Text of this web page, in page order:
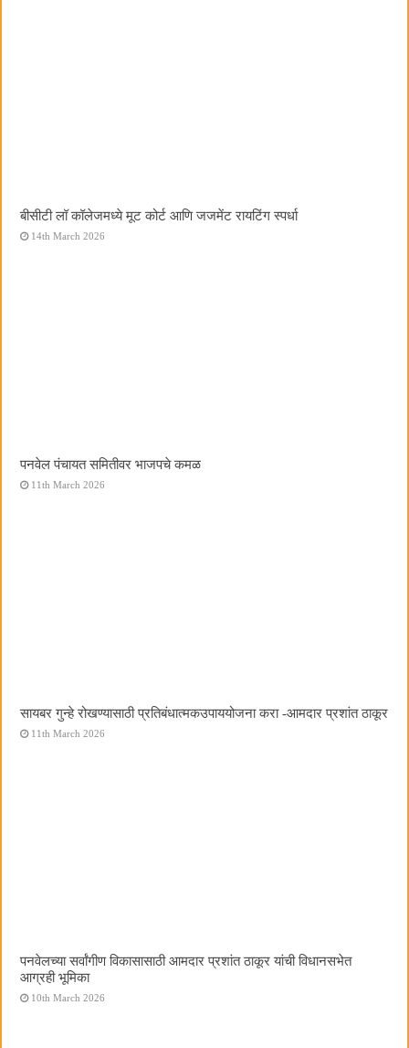
बीसीटी लॉ कॉलेजमध्ये मूट कोर्ट आणि जजमेंट रायटिंग स्पर्धा
14th March 2026
पनवेल पंचायत समितीवर भाजपचे कमळ
11th March 2026
सायबर गुन्हे रोखण्यासाठी प्रतिबंधात्मकउपाययोजना करा -आमदार प्रशांत ठाकूर
11th March 2026
पनवेलच्या सर्वांगीण विकासासाठी आमदार प्रशांत ठाकूर यांची विधानसभेत
आग्रही भूमिका
10th March 2026